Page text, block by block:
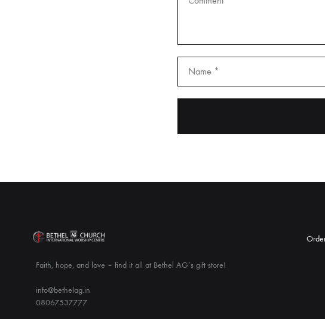
Faith, hope, and love – find it all at Bethel AG’s gift store!
info@bethelag.in
08067537777